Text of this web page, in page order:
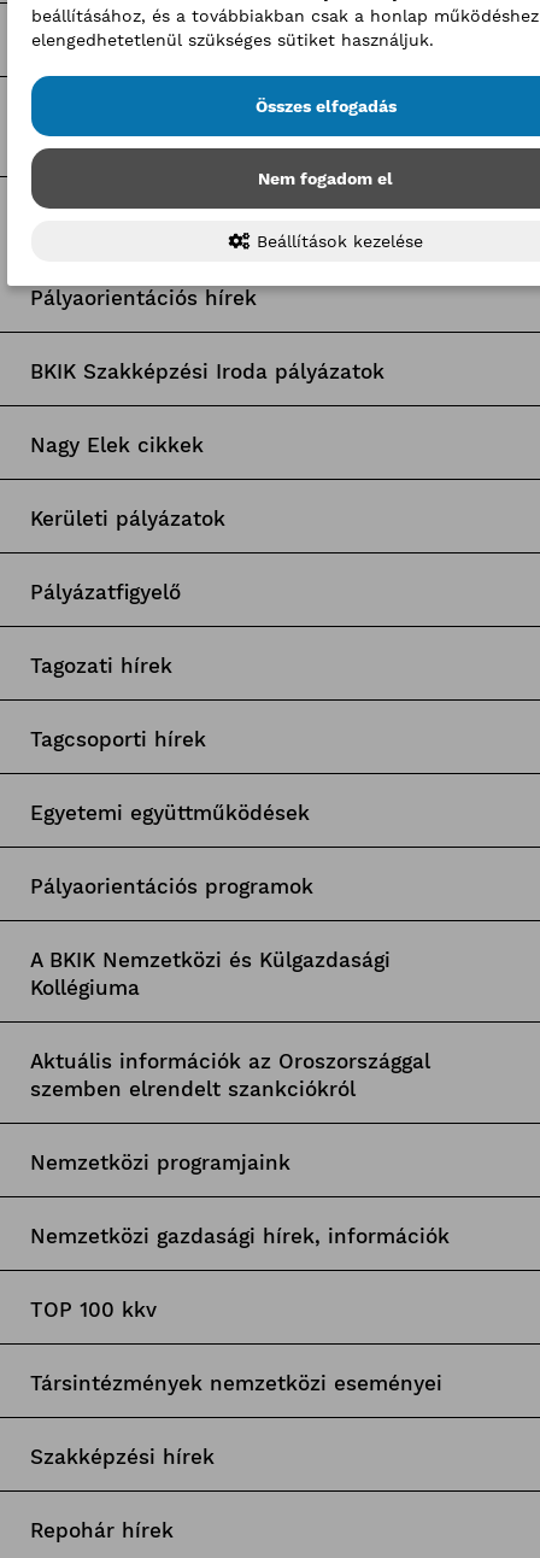
Hír-mix
BKIK hírek
Pályaorientációs hírek
BKIK Szakképzési Iroda pályázatok
Nagy Elek cikkek
Kerületi pályázatok
Pályázatfigyelő
Tagozati hírek
Tagcsoporti hírek
Egyetemi együttműködések
Pályaorientációs programok
A BKIK Nemzetközi és Külgazdasági
Kollégiuma
Aktuális információk az Oroszországgal
szemben elrendelt szankciókról
Nemzetközi programjaink
Nemzetközi gazdasági hírek, információk
TOP 100 kkv
Társintézmények nemzetközi eseményei
Szakképzési hírek
Repohár hírek
beállításához, és a továbbiakban csak a honlap működéshez
elengedhetetlenül szükséges sütiket használjuk.
Összes elfogadás
Nem fogadom el
Beállítások kezelése